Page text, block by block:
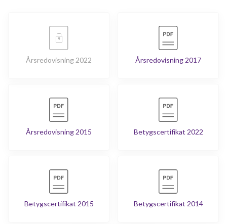
Årsredovisning 2022 Årsredovisning 2017
Årsredovisning 2015 Betygscertifikat 2022
Betygscertifikat 2015 Betygscertifikat 2014